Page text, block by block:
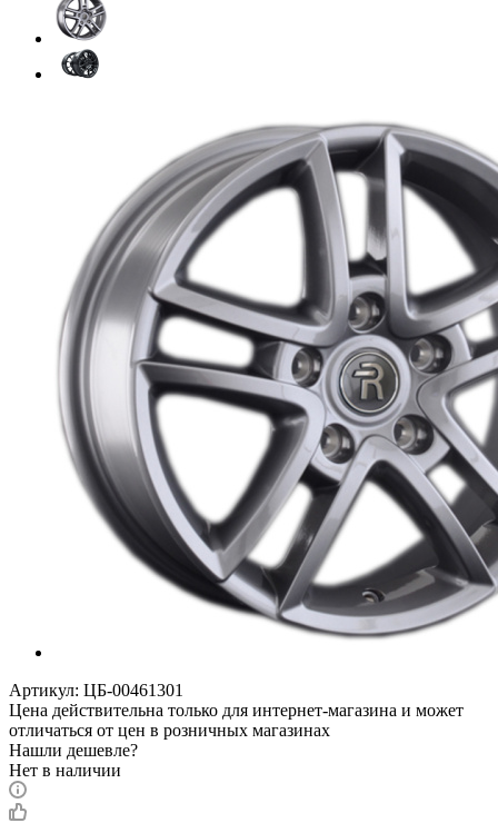
Артикул: ЦБ-00461301
Цена действительна только для интернет-магазина и может
отличаться от цен в розничных магазинах
Нашли дешевле?
Нет в наличии